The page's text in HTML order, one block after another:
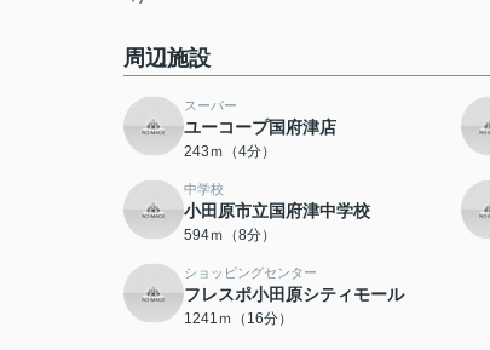
周辺施設
スーパー
ユーコープ国府津店
243ｍ（4分）
中学校
小田原市立国府津中学校
594ｍ（8分）
ショッピングセンター
フレスポ小田原シティモール
1241ｍ（16分）